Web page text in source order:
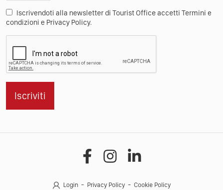
Iscrivendoti alla newsletter di Tourist Office accetti Termini e
condizioni e Privacy Policy.
Iscriviti
Login Privacy Policy Cookie Policy